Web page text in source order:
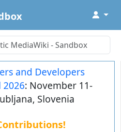
↓
and Developers
2026: November 11-
Slovenia